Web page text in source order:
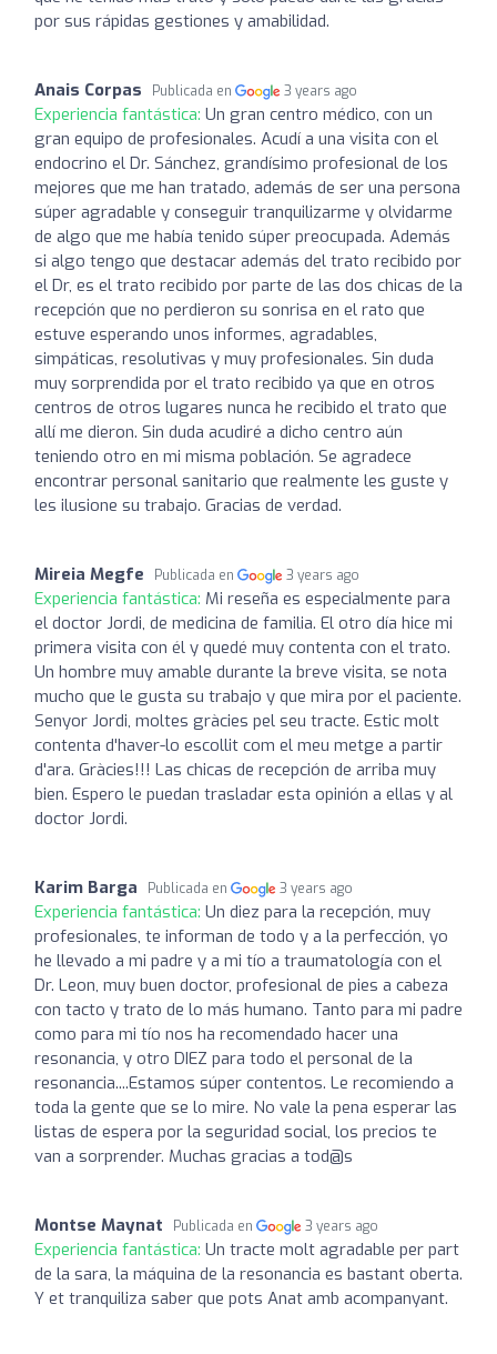
por sus rápidas gestiones y amabilidad.
Anais Corpas Publicada en 3 years ago
Experiencia fantástica: Un gran centro médico, con un
gran equipo de profesionales. Acudí a una visita con el
endocrino el Dr. Sánchez, grandísimo profesional de los
mejores que me han tratado, además de ser una persona
súper agradable y conseguir tranquilizarme y olvidarme
de algo que me había tenido súper preocupada. Además
si algo tengo que destacar además del trato recibido por
el Dr, es el trato recibido por parte de las dos chicas de la
recepción que no perdieron su sonrisa en el rato que
estuve esperando unos informes, agradables,
simpáticas, resolutivas y muy profesionales. Sin duda
muy sorprendida por el trato recibido ya que en otros
centros de otros lugares nunca he recibido el trato que
allí me dieron. Sin duda acudiré a dicho centro aún
teniendo otro en mi misma población. Se agradece
encontrar personal sanitario que realmente les guste y
les ilusione su trabajo. Gracias de verdad.
Mireia Megfe Publicada en 3 years ago
Experiencia fantástica: Mi reseña es especialmente para
el doctor Jordi, de medicina de familia. El otro día hice mi
primera visita con él y quedé muy contenta con el trato.
Un hombre muy amable durante la breve visita, se nota
mucho que le gusta su trabajo y que mira por el paciente.
Senyor Jordi, moltes gràcies pel seu tracte. Estic molt
contenta d'haver-lo escollit com el meu metge a partir
d'ara. Gràcies!!! Las chicas de recepción de arriba muy
bien. Espero le puedan trasladar esta opinión a ellas y al
doctor Jordi.
Karim Barga Publicada en 3 years ago
Experiencia fantástica: Un diez para la recepción, muy
profesionales, te informan de todo y a la perfección, yo
he llevado a mi padre y a mi tío a traumatología con el
Dr. Leon, muy buen doctor, profesional de pies a cabeza
con tacto y trato de lo más humano. Tanto para mi padre
como para mi tío nos ha recomendado hacer una
resonancia, y otro DIEZ para todo el personal de la
resonancia....Estamos súper contentos. Le recomiendo a
toda la gente que se lo mire. No vale la pena esperar las
listas de espera por la seguridad social, los precios te
van a sorprender. Muchas gracias a tod@s
Montse Maynat Publicada en 3 years ago
Experiencia fantástica: Un tracte molt agradable per part
de la sara, la máquina de la resonancia es bastant oberta.
Y et tranquiliza saber que pots Anat amb acompanyant.